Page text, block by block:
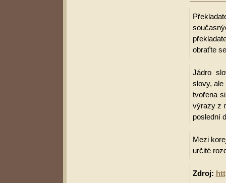
obraťte
Jádro
slovy, ale
tvořena
výrazy z
poslední
Mezi
určité
Zdroj: